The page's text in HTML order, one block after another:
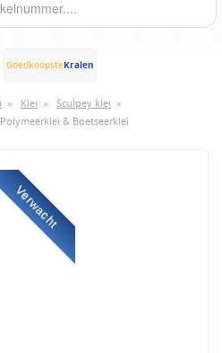
GoedkoopsteKralen
» Klei » Sculpey klei »
& Boetseerklei
Verwacht